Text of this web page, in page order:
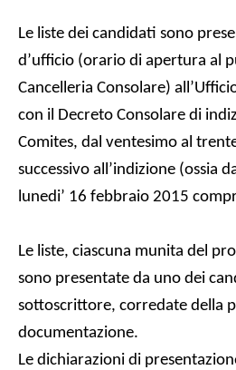
Le liste dei candidati sono
d’ufficio (orario di apertura al
Cancelleria Consolare)
con il Decreto Consolare di
Comites, dal ventesimo al
successivo all’indizione (ossia
lunedi’ 16 febbraio 2015
Le liste, ciascuna munita del
sono presentate da uno dei
sottoscrittore, corredate della
documentazione.
Le dichiarazioni di